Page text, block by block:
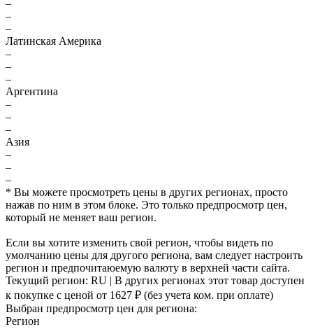
–
–
–
Латинская Америка
–
–
–
Аргентина
–
–
–
Азия
–
–
–
* Вы можете просмотреть цены в других регионах, просто
нажав по ним в этом блоке. Это только предпросмотр цен,
который не меняет ваш регион.
Если вы хотите изменить свой регион, чтобы видеть по
умолчанию цены для другого региона, вам следует настроить
регион и предпочитаюемую валюту в верхней части сайта.
Текущий регион: RU | В других регионах этот товар доступен
к покупке с ценой от 1627 ₽ (без учета ком. при оплате)
Выбран предпросмотр цен для региона:
Регион